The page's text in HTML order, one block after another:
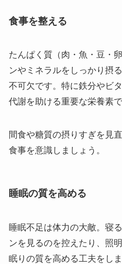
食事を整える
たんぱく質（肉・魚・豆・
ンやミネラルをしっかり摂
不可欠です。特に鉄分やビ
代謝を助ける重要な栄養素で
間食や糖質の摂りすぎを見
食事を意識しましょう。
睡眠の質を高める
睡眠不足は体力の大敵。寝
ンを見るのを控えたり、照
眠りの質を高める工夫をしま